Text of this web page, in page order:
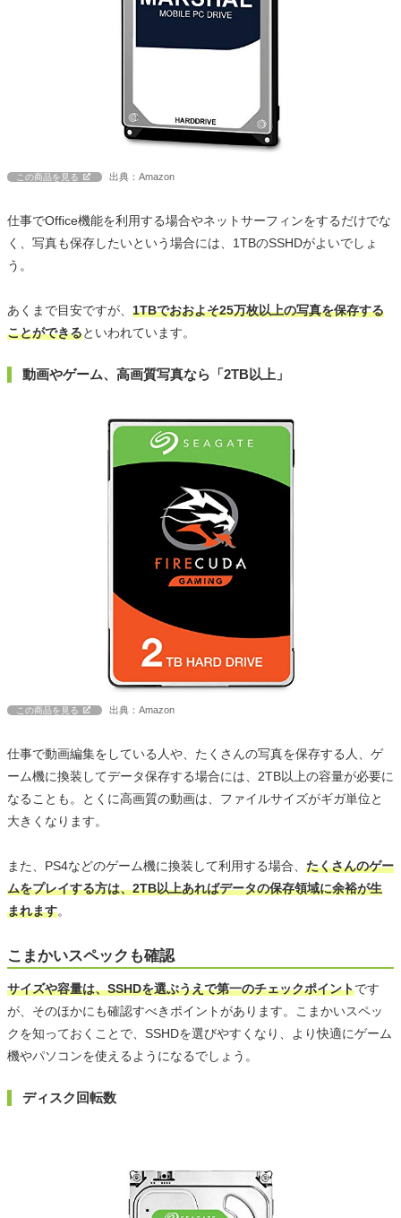
この商品を見る 出典：Amazon
仕事でOffice機能を利用する場合やネットサーフィンをするだけでな
く、写真も保存したいという場合には、1TBのSSHDがよいでしょ
う。
あくまで目安ですが、 1TBでおおよそ25万枚以上の写真を保存する
ことができるといわれています。
動画やゲーム、高画質写真なら「2TB以上」
この商品を見る 出典：Amazon
仕事で動画編集をしている人や、たくさんの写真を保存する人、ゲ
ーム機に換装してデータ保存する場合には、2TB以上の容量が必要に
なることも。とくに高画質の動画は、ファイルサイズがギガ単位と
大きくなります。
また、PS4などのゲーム機に換装して利用する場合、 たくさんのゲー
ムをプレイする方は、2TB以上あればデータの保存領域に余裕が生
まれます。
こまかいスペックも確認
サイズや容量は、SSHDを選ぶうえで第一のチェックポイントです
が、そのほかにも確認すべきポイントがあります。こまかいスペッ
クを知っておくことで、SSHDを選びやすくなり、より快適にゲーム
機やパソコンを使えるようになるでしょう。
ディスク回転数